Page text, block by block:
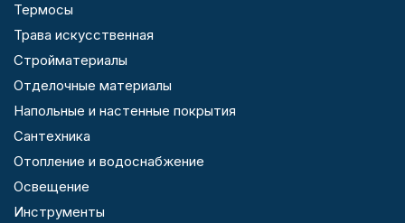
Термосы
Трава искусственная
Стройматериалы
Отделочные материалы
Напольные и настенные покрытия
Сантехника
Отопление и водоснабжение
Освещение
Инструменты